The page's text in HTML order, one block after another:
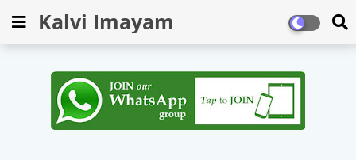
Kalvi Imayam